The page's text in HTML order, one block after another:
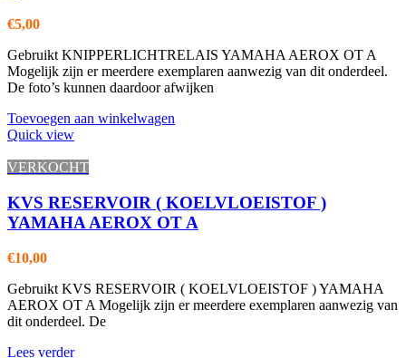
€5,00
Gebruikt KNIPPERLICHTRELAIS YAMAHA AEROX OT A
Mogelijk zijn er meerdere exemplaren aanwezig van dit onderdeel.
De foto’s kunnen daardoor afwijken
Toevoegen aan winkelwagen
Quick view
VERKOCHT
KVS RESERVOIR ( KOELVLOEISTOF )
YAMAHA AEROX OT A
€10,00
Gebruikt KVS RESERVOIR ( KOELVLOEISTOF ) YAMAHA
AEROX OT A Mogelijk zijn er meerdere exemplaren aanwezig van
dit onderdeel. De
Lees verder